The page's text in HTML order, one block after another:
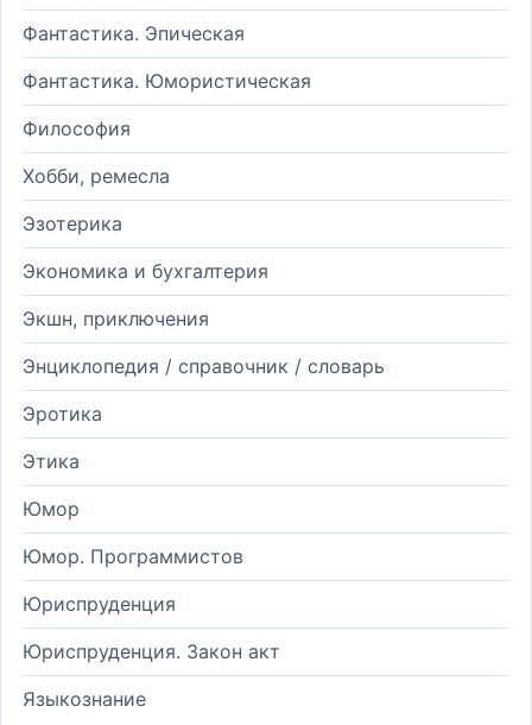
Фантастика. Эпическая
Фантастика. Юмористическая
Философия
Хобби, ремесла
Эзотерика
Экономика и бухгалтерия
Экшн, приключения
Энциклопедия / справочник / словарь
Эротика
Этика
Юмор
Юмор. Программистов
Юриспруденция
Юриспруденция. Закон акт
Языкознание